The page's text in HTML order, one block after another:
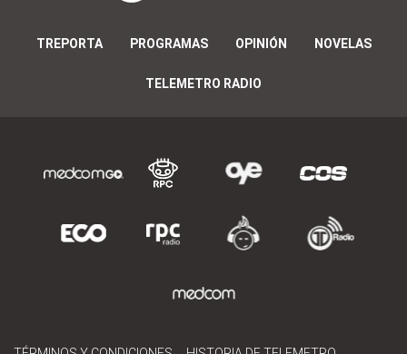
TREPORTA PROGRAMAS OPINIÓN NOVELAS
TELEMETRO RADIO